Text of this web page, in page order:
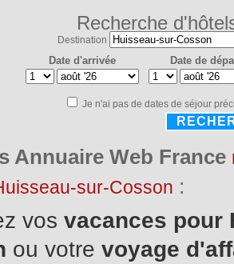
Recherche
Destination
Date d'arrivée Date de
Je n'ai pas de dates de séjour
Annuaire Web France
sur-Cosson :
vos vacances pour
ou votre voyage